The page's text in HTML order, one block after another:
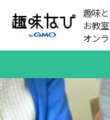
趣味
お教
オン